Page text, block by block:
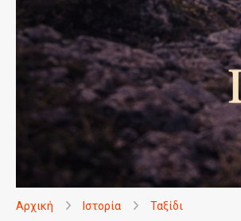
Αρχική Ιστορία Ταξίδι